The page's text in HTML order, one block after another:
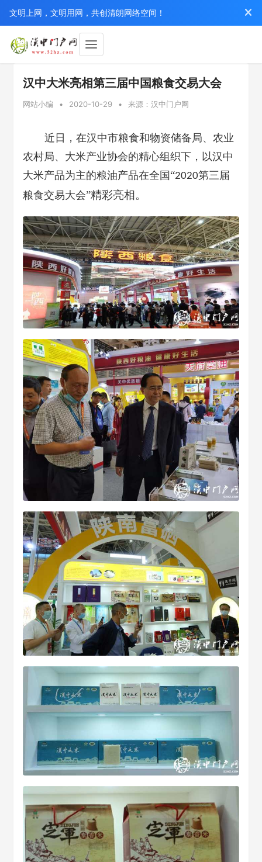
文明上网，文明用网，共创清朗网络空间！
汉中大米亮相第三届中国粮食交易大会
网站小编 • 2020-10-29 • 来源：汉中门户网
近日，在汉中市粮食和物资储备局、农业
农村局、大米产业协会的精心组织下，以汉中
大米产品为主的粮油产品在全国 “2020第三届
粮食交易大会”精彩亮相。